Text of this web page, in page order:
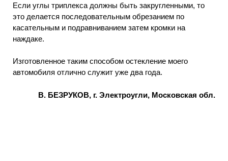
Если углы триплекса должны быть закругленными, то
это делается последовательным обрезанием по
касательным и подравниванием затем кромки на
наждаке.
Изготовленное таким способом остекление моего
автомобиля отлично служит уже два года.
В. БЕЗРУКОВ, г. Электроугли, Московская обл.